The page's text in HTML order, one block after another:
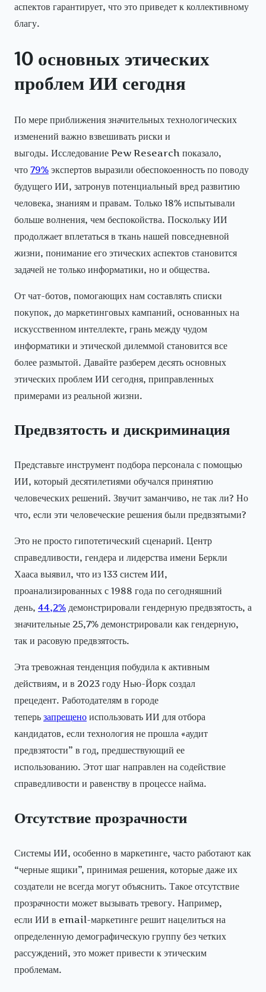
аспектов гарантирует, что это приведет к коллективному
благу.
10 основных этических
проблем ИИ сегодня
По мере приближения значительных технологических
изменений важно взвешивать риски и
выгоды. Исследование Pew Research показало,
что 79% экспертов выразили обеспокоенность по поводу
будущего ИИ, затронув потенциальный вред развитию
человека, знаниям и правам. Только 18% испытывали
больше волнения, чем беспокойства. Поскольку ИИ
продолжает вплетаться в ткань нашей повседневной
жизни, понимание его этических аспектов становится
задачей не только информатики, но и общества.
От чат-ботов, помогающих нам составлять списки
покупок, до маркетинговых кампаний, основанных на
искусственном интеллекте, грань между чудом
информатики и этической дилеммой становится все
более размытой. Давайте разберем десять основных
этических проблем ИИ сегодня, приправленных
примерами из реальной жизни.
Предвзятость и дискриминация
Представьте инструмент подбора персонала с помощью
ИИ, который десятилетиями обучался принятию
человеческих решений. Звучит заманчиво, не так ли? Но
что, если эти человеческие решения были предвзятыми?
Это не просто гипотетический сценарий. Центр
справедливости, гендера и лидерства имени Беркли
Хааса выявил, что из 133 систем ИИ,
проанализированных с 1988 года по сегодняшний
день, 44,2% демонстрировали гендерную предвзятость, а
значительные 25,7% демонстрировали как гендерную,
так и расовую предвзятость.
Эта тревожная тенденция побудила к активным
действиям, и в 2023 году Нью-Йорк создал
прецедент. Работодателям в городе
теперь запрещено использовать ИИ для отбора
кандидатов, если технология не прошла «аудит
предвзятости” в год, предшествующий ее
использованию. Этот шаг направлен на содействие
справедливости и равенству в процессе найма.
Отсутствие прозрачности
Системы ИИ, особенно в маркетинге, часто работают как
“черные ящики”, принимая решения, которые даже их
создатели не всегда могут объяснить. Такое отсутствие
прозрачности может вызывать тревогу. Например,
если ИИ в email-маркетинге решит нацелиться на
определенную демографическую группу без четких
рассуждений, это может привести к этическим
проблемам.